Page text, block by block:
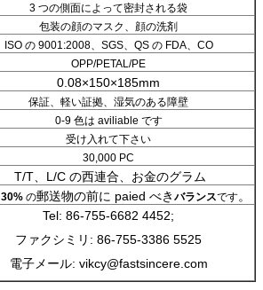
3 つの側面によって密封される袋
包装の顔のマスク、顔の洗剤
ISO の 9001:2008、SGS、QS の FDA、CO
OPP/PETAL/PE
0.08×150×185mm
保証、軽い証拠、湿気のある障壁
0-9 色は aviliable です
受け入れて下さい
30,000 PC
T/T、L/C の西連合、お金のグラム
30% の郵送物の前に paied べき バランスです。
Tel: 86-755-6682 4452;
ファクシミリ: 86-755-3386 5525
電子メール: vikcy@fastsincere.com